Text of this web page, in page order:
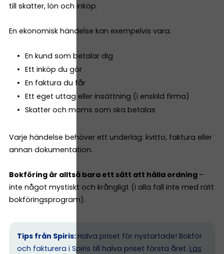
till skatter, lön och inköp.
En ekonomisk händelse kan exempelvis vara:
En kund som betalar dig
Ett inköp du gör
En faktura du får
Ett eget uttag eller insättning (i enskild firma)
Skatter och moms som ska betalas
Varje händelse behöver ett underlag: kvitto, faktura eller
annan dokumentation.
Bokföring är alltså bara ett sätt att hålla ordning –
inte något mystiskt och krångligt (i alla fall inte med rätt
bokföringsprogram).
Tips från Spiris: Halva priset för nystartade! Bokför
och fakturera i Spiris till halva priset första året. Läs